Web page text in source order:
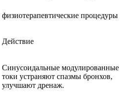
процедуры
Действие
Синусоидальные модулированные
токи устраняют спазмы бронхов,
улучшают дренаж.